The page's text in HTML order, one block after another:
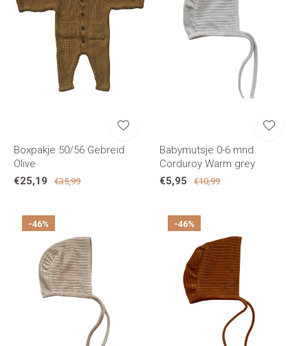
Boxpakje 50/56 Gebreid
Olive
€25,19
€35,99
Babymutsje 0-6 mnd
Corduroy Warm grey
€5,95
€10,99
-46% -46%